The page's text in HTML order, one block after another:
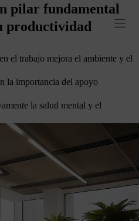
pilar fundamental
productividad
el trabajo mejora el ambiente y el
la importancia del apoyo
la salud mental y el